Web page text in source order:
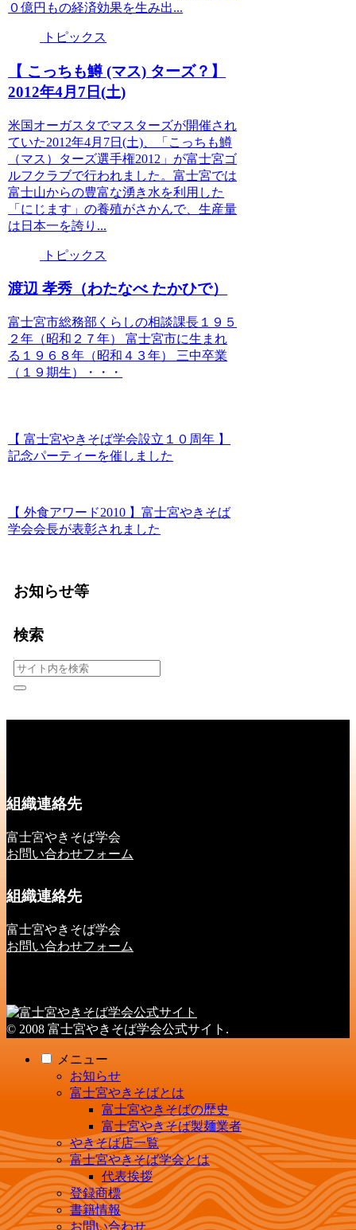
０億円もの経済効果を生み出...
トピックス
【 こっちも鱒 (マス) ターズ？】
2012年4月7日(土)
米国オーガスタでマスターズが開催され
ていた2012年4月7日(土)、「こっちも鱒
（マス）ターズ選手権2012」が富士宮ゴ
ルフクラブで行われました。富士宮では
富士山からの豊富な湧き水を利用した
「にじます」の養殖がさかんで、生産量
は日本一を誇り...
トピックス
渡辺 孝秀（わたなべ たかひで）
富士宮市総務部くらしの相談課長１９５
２年（昭和２７年） 富士宮市に生まれ
る１９６８年（昭和４３年） 三中卒業
（１９期生）・・・
【 富士宮やきそば学会設立１０周年 】
記念パーティーを催しました
【 外食アワード2010 】富士宮やきそば
学会会長が表彰されました
お知らせ等
検索
組織連絡先
富士宮やきそば学会
お問い合わせフォーム
組織連絡先
富士宮やきそば学会
お問い合わせフォーム
© 2008 富士宮やきそば学会公式サイト.
メニュー
お知らせ
富士宮やきそばとは
富士宮やきそばの歴史
富士宮やきそば製麺業者
やきそば店一覧
富士宮やきそば学会とは
代表挨拶
登録商標
書籍情報
お問い合わせ